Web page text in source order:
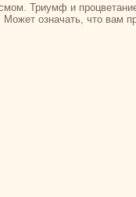
Триумф и
означать, что вам